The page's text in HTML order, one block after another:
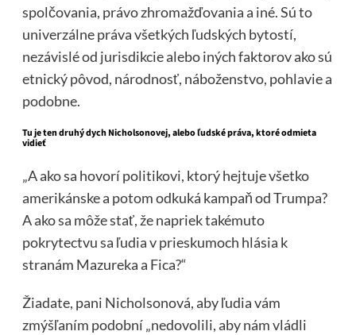
spolčovania, právo zhromažďovania a iné. Sú to
univerzálne práva všetkých ľudských bytostí,
nezávislé od jurisdikcie alebo iných faktorov ako sú
etnický pôvod, národnosť, náboženstvo, pohlavie a
podobne.
Tu je ten druhý dych Nicholsonovej, alebo ľudské práva, ktoré odmieta
vidieť
„A ako sa hovorí politikovi, ktorý hejtuje všetko
amerikánske a potom odkuká kampaň od Trumpa?
A ako sa môže stať, že napriek takémuto
pokrytectvu sa ľudia v prieskumoch hlásia k
stranám Mazureka a Fica?“
Žiadate, pani Nicholsonová, aby ľudia vám
zmýšľaním podobní „nedovolili, aby nám vládli